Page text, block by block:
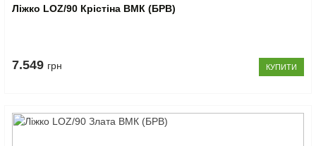
Ліжко LOZ/90 Крістіна ВМК (БРВ)
7.549 грн КУПИТИ